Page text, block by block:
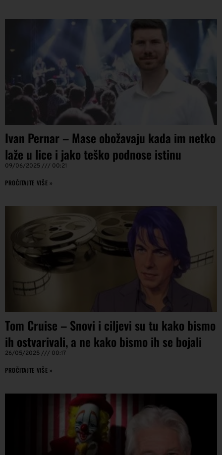
Ivan Pernar – Mase obožavaju kada im netko
laže u lice i jako teško podnose istinu
09/06/2025 00:21
PROČITAJTE VIŠE »
Tom Cruise – Snovi i ciljevi su tu kako bismo
ih ostvarivali, a ne kako bismo ih se bojali
26/05/2025 00:17
PROČITAJTE VIŠE »